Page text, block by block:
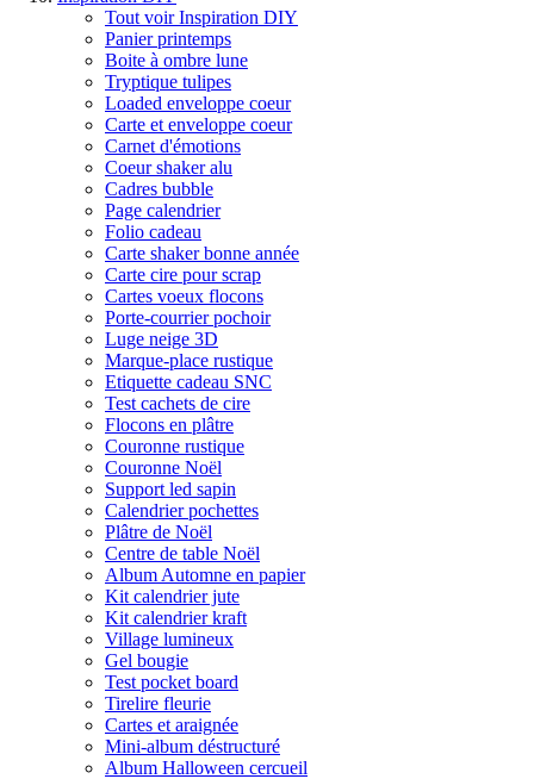
Tout voir Inspiration DIY
Panier printemps
Boite à ombre lune
Tryptique tulipes
Loaded enveloppe coeur
Carte et enveloppe coeur
Carnet d'émotions
Coeur shaker alu
Cadres bubble
Page calendrier
Folio cadeau
Carte shaker bonne année
Carte cire pour scrap
Cartes voeux flocons
Porte-courrier pochoir
Luge neige 3D
Marque-place rustique
Etiquette cadeau SNC
Test cachets de cire
Flocons en plâtre
Couronne rustique
Couronne Noël
Support led sapin
Calendrier pochettes
Plâtre de Noël
Centre de table Noël
Album Automne en papier
Kit calendrier jute
Kit calendrier kraft
Village lumineux
Gel bougie
Test pocket board
Tirelire fleurie
Cartes et araignée
Mini-album déstructuré
Album Halloween cercueil